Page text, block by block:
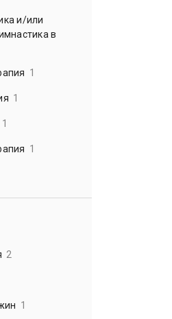
и/или
в
1
1
1
1
2
1